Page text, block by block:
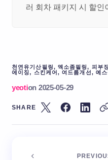
러 회차 패키지 시 할인
천연유기산필링, 엑소좀필링, 피부
에이징, 스킨케어, 여드름개선, 예
yeotion 2025-05-29
SHARE